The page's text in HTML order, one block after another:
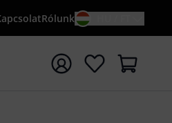
Rólunk